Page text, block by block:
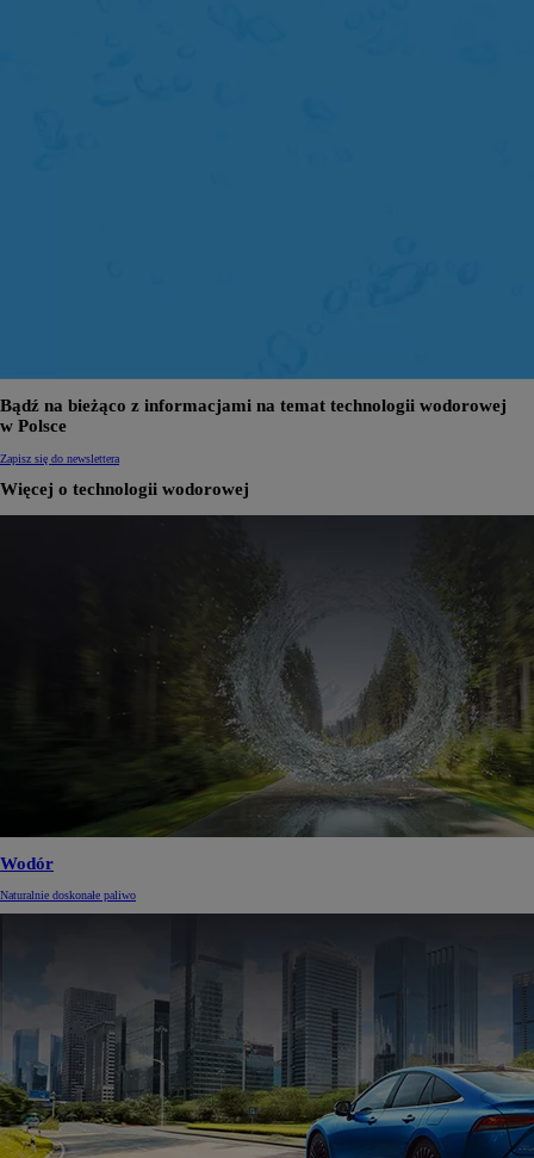
Bądź na bieżąco z informacjami na temat technologii wodorowej
w Polsce
Zapisz się do newslettera
Więcej o technologii wodorowej
Wodór
Naturalnie doskonałe paliwo